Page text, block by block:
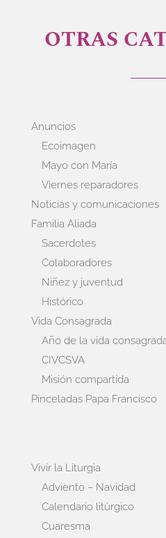
OTRAS
Anuncios
Ecoimagen
Mayo con María
Viernes reparadores
Noticias y comunicaciones
Familia Aliada
Sacerdotes
Colaboradores
Niñez y juventud
Histórico
Vida Consagrada
Año de la vida
CIVCSVA
Misión compartida
Pinceladas Papa Francisco
Vivir la Liturgia
Adviento – Navidad
Calendario litúrgico
Cuaresma